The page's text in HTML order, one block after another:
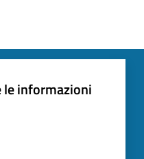
le informazioni